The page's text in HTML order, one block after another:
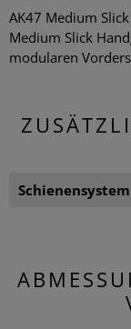
AK47 Medium
Medium Slick
modularen